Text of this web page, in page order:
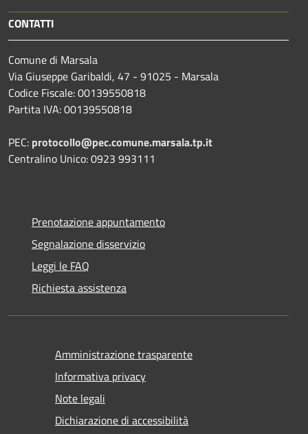
CONTATTI
Comune di Marsala
Via Giuseppe Garibaldi, 47 - 91025 - Marsala
Codice Fiscale: 00139550818
Partita IVA: 00139550818
PEC: protocollo@pec.comune.marsala.tp.it
Centralino Unico: 0923 993111
Prenotazione appuntamento
Segnalazione disservizio
Leggi le FAQ
Richiesta assistenza
Amministrazione trasparente
Informativa privacy
Note legali
Dichiarazione di accessibilità